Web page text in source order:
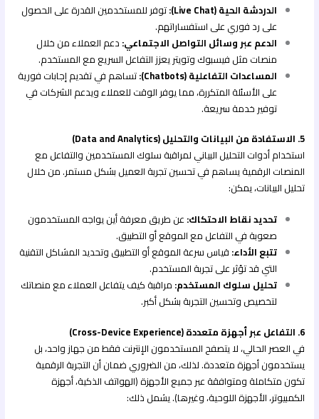
الدردشة الحية (Live Chat):
توفر للمستخدمين القدرة على الحصول
على رد فوري على استفساراتهم.
الدعم عبر وسائل التواصل الاجتماعي: دعم العملاء من خلال
منصات مثل فيسبوك وتويتر يعزز التفاعل السريع مع المستخدم.
المساعدات التفاعلية (Chatbots):
تساهم في تقديم إجابات فورية
على الأسئلة المتكررة، مما يوفر الوقت للعملاء ويدعم الشركات في
توفير خدمة سريعة.
5. الاستفادة من البيانات والتحليل (Data and Analytics)
استخدام أدوات التحليل البياني لمراقبة سلوك المستخدمين والتفاعل مع
المنصات الرقمية يساهم في تحسين تجربة العميل بشكل مستمر. من خلال
تحليل البيانات، يمكن:
تحديد نقاط الاحتكاك:عن طريق معرفة أين يواجه المستخدمون
صعوبة في التفاعل مع الموقع أو التطبيق.
تتبع الأداء: قياس سرعة الموقع أو التطبيق وتحديد المشاكل التقنية
التي قد تؤثر على تجربة المستخدم.
تحليل سلوك المستخدم: مراقبة كيف يتفاعل العملاء مع منصاتك
لتخصيص وتحسين التجربة بشكل أكبر.
6. التفاعل عبر أجهزة متعددة (Cross-Device Experience)
في العصر الحالي، لا يتصفح المستخدمون الإنترنت فقط من جهاز واحد، بل
يستخدمون أجهزة متعددة. لذلك، من الضروري ضمان أن التجربة الرقمية
تكون متكاملة ومتوافقة عبر جميع الأجهزة (الهواتف الذكية، أجهزة
الكمبيوتر، الأجهزة اللوحية، وغيرها). يشمل ذلك: